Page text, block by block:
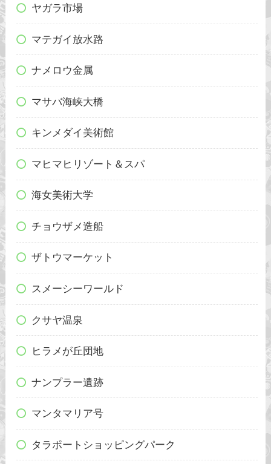
ヤガラ市場
マテガイ放水路
ナメロウ金属
マサバ海峡大橋
キンメダイ美術館
マヒマヒリゾート＆スパ
海女美術大学
チョウザメ造船
ザトウマーケット
スメーシーワールド
クサヤ温泉
ヒラメが丘団地
ナンプラー遺跡
マンタマリア号
タラポートショッピングパーク